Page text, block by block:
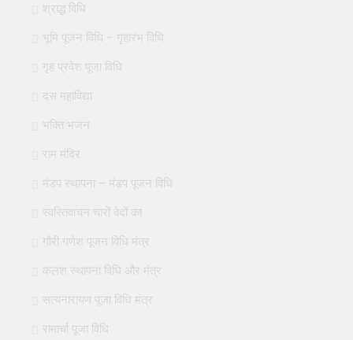
श्राद्ध विधि
भूमि पूजन विधि – गृहारंभ विधि
गृह प्रवेश पूजा विधि
दस महाविद्या
भक्ति भजन
राम मंदिर
मंडप स्थापना – मंडप पूजन विधि
स्वस्तिवाचन चारों वेदों का
गौरी गणेश पूजन विधि मंत्र
कलश स्थापना विधि और मंत्र
सत्यनारायण पूजा विधि मंत्र
रामार्चा पूजा विधि